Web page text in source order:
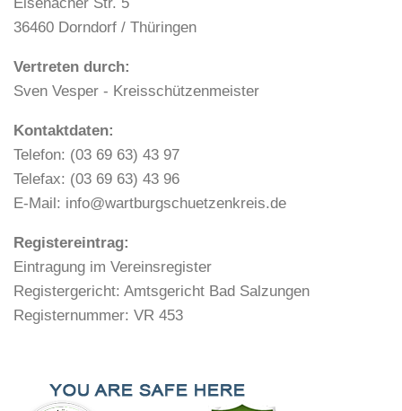
36460 Dorndorf / Thüringen
Vertreten durch:
Sven Vesper - Kreisschützenmeister
Kontaktdaten:
Telefon: (03 69 63) 43 97
Telefax: (03 69 63) 43 96
E-Mail: info@wartburgschuetzenkreis.de
Registereintrag:
Eintragung im Vereinsregister
Registergericht: Amtsgericht Bad Salzungen
Registernummer: VR 453